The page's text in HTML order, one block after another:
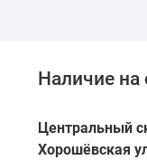
Наличие на
Центральный
Хорошёвская